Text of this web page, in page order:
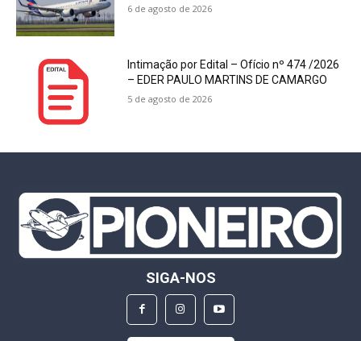
6 de agosto de 2026
Intimação por Edital – Ofício nº 474 /2026
– EDER PAULO MARTINS DE CAMARGO
5 de agosto de 2026
SIGA-NOS